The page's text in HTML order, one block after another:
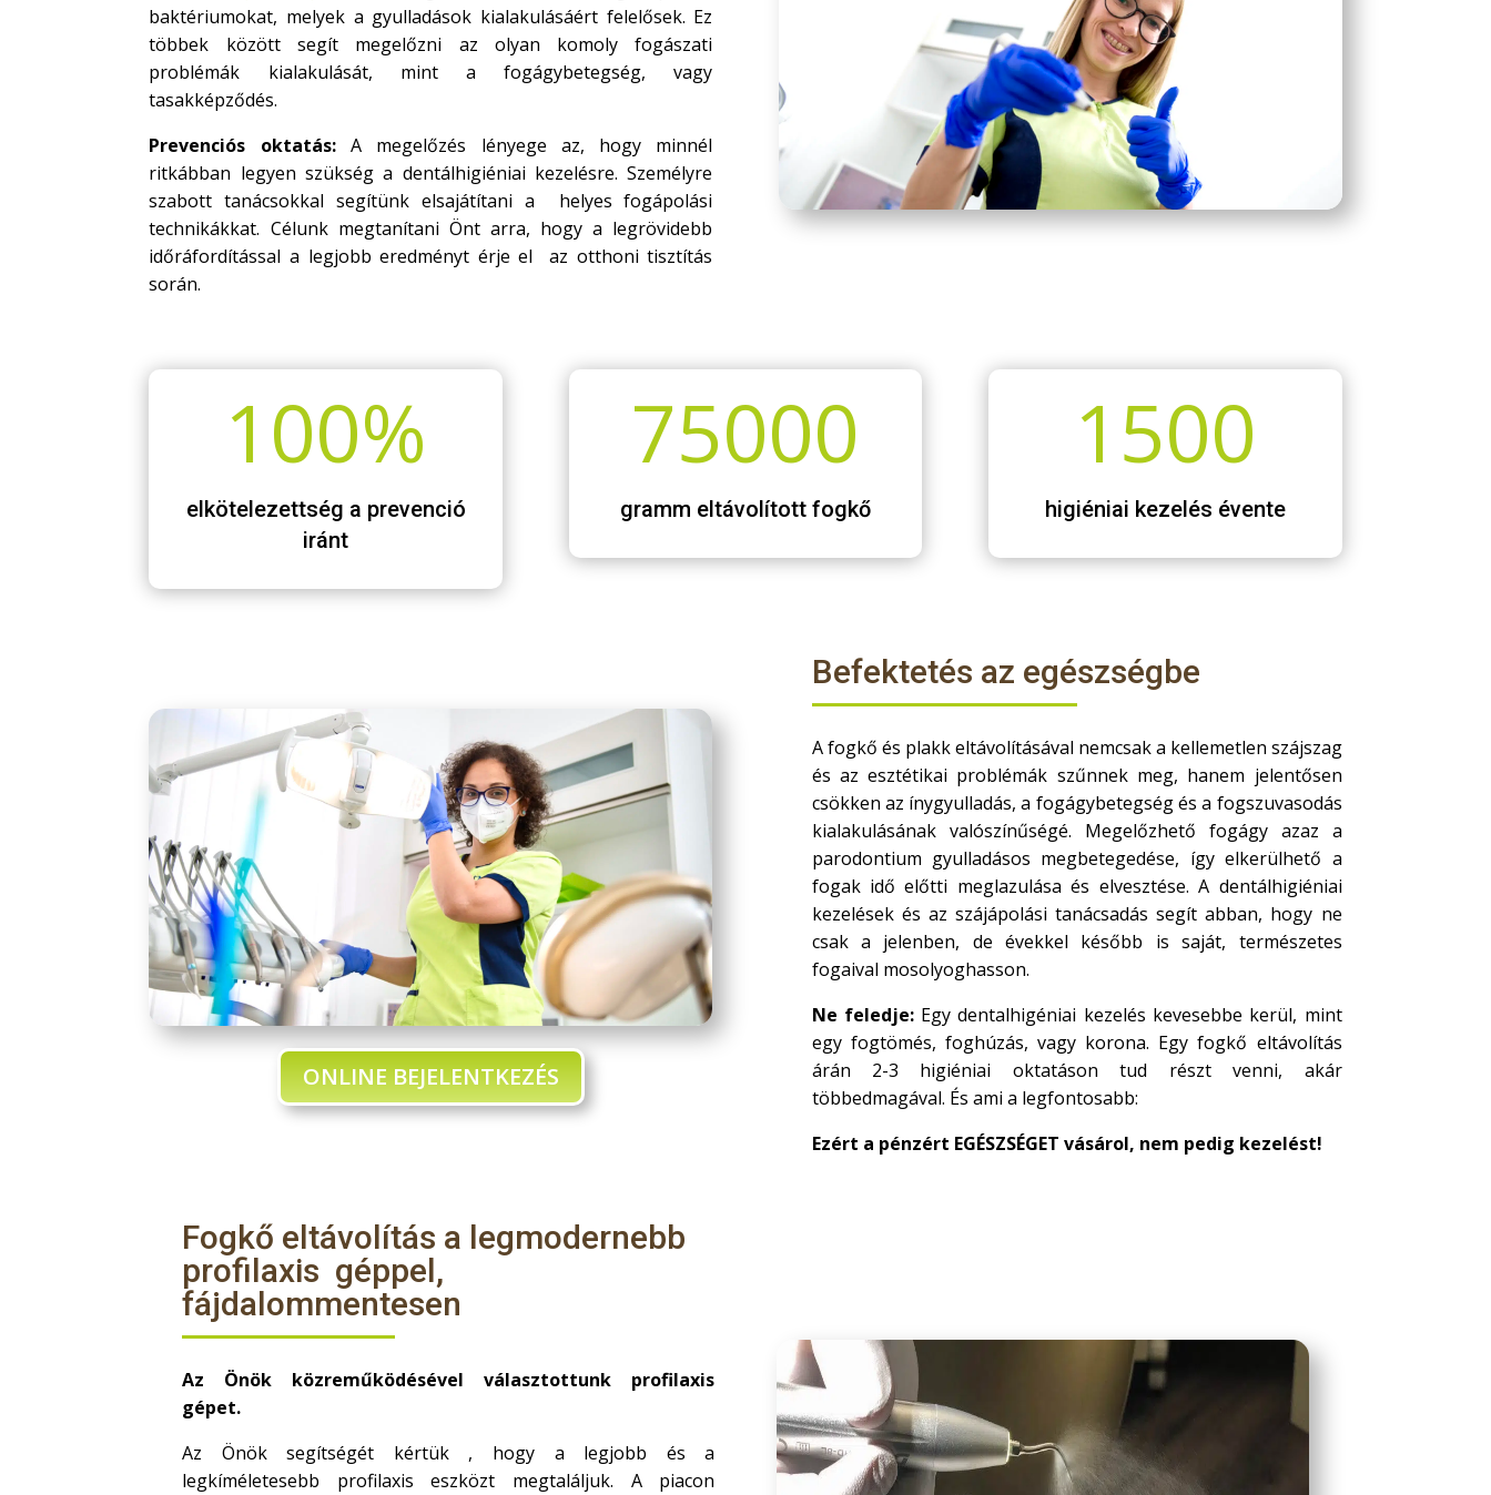
baktériumokat, melyek a gyulladások kialakulásáért felelősek. Ez
többek között segít megelőzni az olyan komoly fogászati
problémák kialakulását, mint a fogágybetegség, vagy
tasakképződés.
Prevenciós oktatás:A megelőzés lényege az, hogy minnél
ritkábban legyen szükség a dentálhigiéniai kezelésre. Személyre
szabott tanácsokkal segítünk elsajátítani a helyes fogápolási
technikákkat. Célunk megtanítani Önt arra, hogy a legrövidebb
időráfordítással a legjobb eredményt érje el az otthoni tisztítás
során.
100%
elkötelezettség a prevenció
iránt
75000
gramm eltávolított fogkő
1500
higiéniai kezelés évente
ONLINE BEJELENTKEZÉS
Befektetés az egészségbe
A fogkő és plakk eltávolításával nemcsak a kellemetlen szájszag
és az esztétikai problémák szűnnek meg, hanem jelentősen
csökken az ínygyulladás, a fogágybetegség és a fogszuvasodás
kialakulásának valószínűségé. Megelőzhető fogágy azaz a
parodontium gyulladásos megbetegedése, így elkerülhető a
fogak idő előtti meglazulása és elvesztése. A dentálhigiéniai
kezelések és az szájápolási tanácsadás segít abban, hogy ne
csak a jelenben, de évekkel később is saját, természetes
fogaival mosolyoghasson.
Ne feledje:Egy dentalhigéniai kezelés kevesebbe kerül, mint
egy fogtömés, foghúzás, vagy korona. Egy fogkő eltávolítás
árán 2-3 higiéniai oktatáson tud részt venni, akár
többedmagával. És ami a legfontosabb:
Ezért a pénzért EGÉSZSÉGET vásárol, nem pedig kezelést!
Fogkő eltávolítás a legmodernebb
profilaxis géppel,
fájdalommentesen
Az Önök közreműködésével választottunk profilaxis
gépet.
Az Önök segítségét kértük , hogy a legjobb és a
legkíméletesebb profilaxis eszközt megtaláljuk. A piacon